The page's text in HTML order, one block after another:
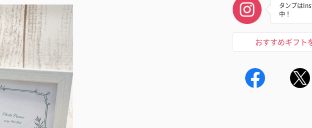
タンプは
中！
おすすめギフト